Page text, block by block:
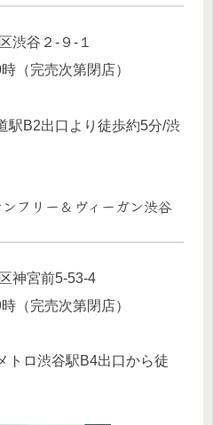
渋谷２-９-１
（完売次第閉店）
駅B2出口より徒歩約5分/渋
ンフリー＆ヴィーガン渋谷
神宮前5-53-4
（完売次第閉店）
トロ渋谷駅B4出口から徒